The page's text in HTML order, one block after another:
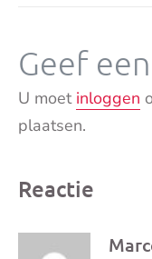
Geef
U moet inloggen
plaatsen.
Reactie